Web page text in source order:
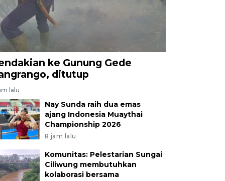
ke Gunung Gede
ditutup
lalu
Nay Sunda raih dua emas
ajang Indonesia Muaythai
Championship 2026
8 jam lalu
Komunitas: Pelestarian Sungai
Ciliwung membutuhkan
kolaborasi bersama